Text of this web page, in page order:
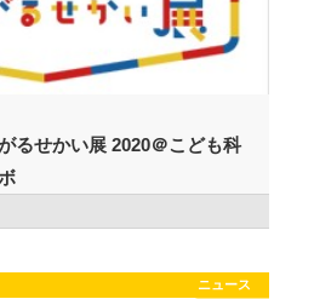
るせかい展 2020＠こども科
ニュース